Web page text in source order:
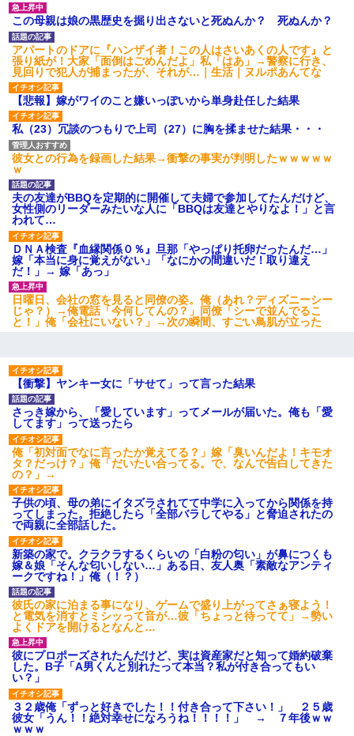
見合いにて。嫁「はじめまして」俺「失礼ですが○○さんご本人で
すか？」
嫁が涙声で『会いたいね』とか言っているのが聞こえた。俺「こ
んな時間に誰と電話してんの？」嫁「ごめんなさい…！（大号
泣」俺（キターー）→
[緊急]ベロベロの女に声をかけて行為してきた結果
ワイ144kg彼女98kgデブカップル、1年間毎日行為しまくった結
果
私「まとめ買いして冷凍ストックしてる」Ａ「ずるい！クレク
レ！」私「なんでよ」Ａ「ケーチ！バーカ！」→ 後日、Ａ旦那が
凸してきた
彼女(37)の情欲がえげつない件ｗｗｗｗｗｗｗ
【クズ】昔、兄がお見合いして「ブスすぎｗｗｗ」と断った女性
宅飲みで女友達の乳を見てしまった・・・
中途採用のAが部長から呼び出された。Aはヘラヘラと部屋に入っ
ていき、1時間後に号泣しながら出てきて…
彼氏家「うちは墨入れるのが伝統だから。お前も彫れ」 → 結果…
この母親は娘の黒歴史を掘り出さないと死ぬんか？ 死ぬんか？
アパートのドアに『ハンザイ者！この人はさいあくの人です』と
張り紙が！大家「面倒はごめんだよ」私「はあ」→警察に行き、
見回りで犯人が捕まったが、それが…｜生活｜ヌルポあんてな
【悲報】嫁がワイのこと嫌いっぽいから単身赴任した結果
私（23）冗談のつもりで上司（27）に胸を揉ませた結果・・・
彼女との行為を録画した結果→衝撃の事実が判明したｗｗｗｗｗ
ｗ
夫の友達がBBQを定期的に開催して夫婦で参加してたんだけど、
女性側のリーダーみたいな人に「BBQは友達とやりなよ！」と言
われて…
ＤＮＡ検査『血縁関係０％』旦那「やっぱり托卵だったんだ…」
嫁「本当に身に覚えがない」「なにかの間違いだ！取り違え
だ！」→ 嫁「あっ」
日曜日、会社の窓を見ると同僚の姿。俺（あれ？ディズニーシー
じゃ？）→俺電話「今何してんの？」同僚「シーで並んでるこ
と！」俺「会社にいない？」→次の瞬間、すごい鳥肌が立った
【衝撃】ヤンキー女に「サせて」って言った結果
さっき嫁から、「愛しています」ってメールが届いた。俺も「愛
してます」って送ったら
俺「初対面でなに言ったか覚えてる？」嫁「臭いんだよ！キモオ
タ？だっけ？」俺「だいたい合ってる。で、なんで告白してきた
の？」→
子供の頃、母の弟にイタズラされてて中学に入ってから関係を持
ってしまった。拒絶したら「全部バラしてやる」と脅迫されたの
で両親に全部話した。
新築の家で。クラクラするくらいの「白粉の匂い」が鼻につくも
嫁＆娘「そんな匂いしない…」ある日、友人奥「素敵なアンティ
ークですね！」俺（！？）
彼氏の家に泊まる事になり、ゲームで盛り上がってさぁ寝よう！
と電気を消すとミシッって音が…彼「ちょっと待ってて」→勢い
よくドアを開けるとなんと…
彼にプロポーズされたんだけど、実は資産家だと知って婚約破棄
した。B子「A男くんと別れたって本当？私が付き合ってもい
い？」
３２歳俺「ずっと好きでした！！付き合って下さい！」 ２５歳
彼女「うん！！絶対幸せになろうね！！！！」 → ７年後ｗｗ
ｗｗｗ